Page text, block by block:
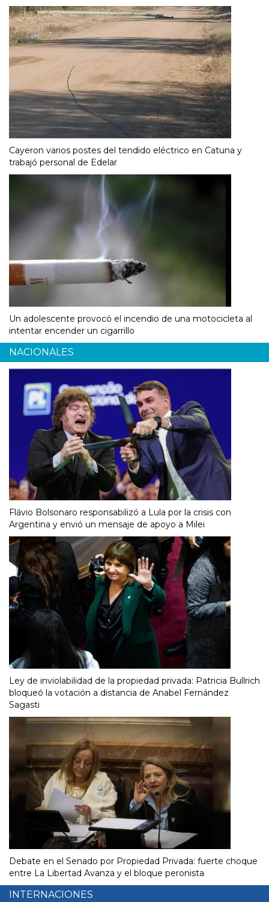
Cayeron varios postes del tendido eléctrico en Catuna y
trabajó personal de Edelar
Un adolescente provocó el incendio de una motocicleta al
intentar encender un cigarrillo
NACIONALES
Flávio Bolsonaro responsabilizó a Lula por la crisis con
Argentina y envió un mensaje de apoyo a Milei
Ley de inviolabilidad de la propiedad privada: Patricia Bullrich
bloqueó la votación a distancia de Anabel Fernández
Sagasti
Debate en el Senado por Propiedad Privada: fuerte choque
entre La Libertad Avanza y el bloque peronista
INTERNACIONES